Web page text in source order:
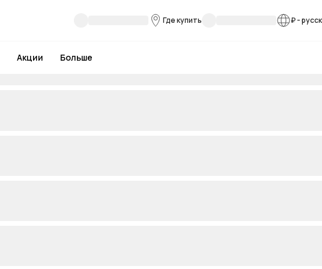
Где купить ₽-
Акции Больше